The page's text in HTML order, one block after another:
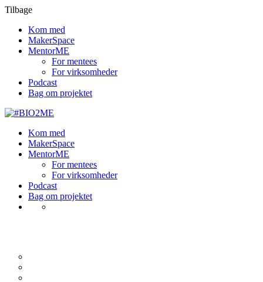
Tilbage
Kom med
MakerSpace
MentorME
For mentees
For virksomheder
Podcast
Bag om projektet
Kom med
MakerSpace
MentorME
For mentees
For virksomheder
Podcast
Bag om projektet